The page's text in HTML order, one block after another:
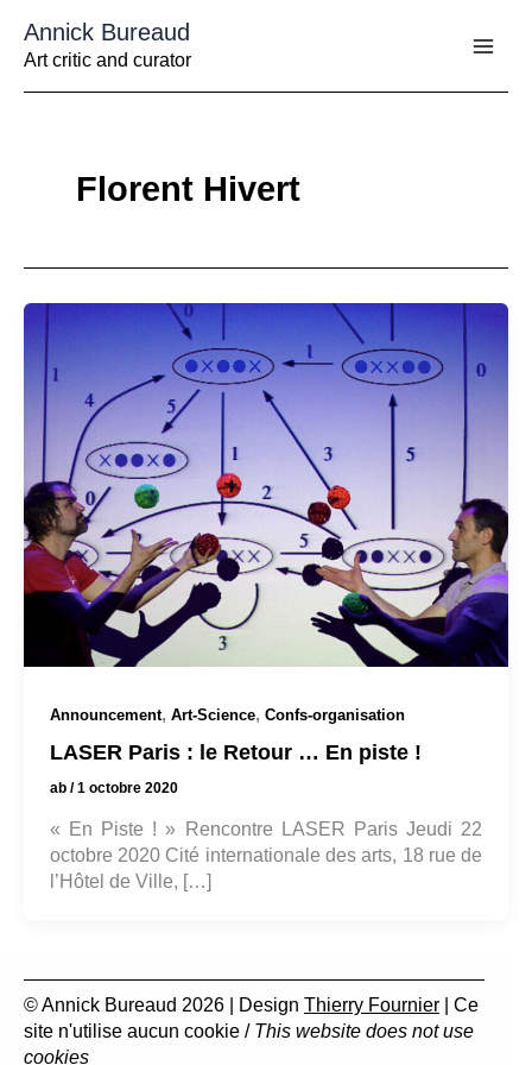
contenu
Annick Bureaud
Art critic and curator
Florent Hivert
Announcement, Art-Science, Confs-organisation
LASER Paris : le Retour … En piste !
ab /1 octobre 2020
« En Piste ! » Rencontre LASER Paris Jeudi 22
octobre 2020 Cité internationale des arts, 18 rue de
l’Hôtel de Ville, […]
© Annick Bureaud 2026 | Design Thierry Fournier | Ce
site n'utilise aucun cookie / This website does not use
cookies